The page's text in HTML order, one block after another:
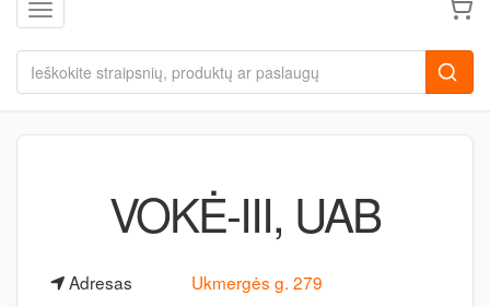
Toggle navigation
VOKĖ-III, UAB
Adresas
Ukmergės g. 279